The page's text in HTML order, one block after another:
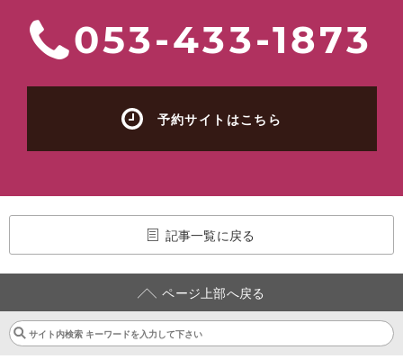
053-433-1873
予約サイトはこちら
記事一覧に戻る
ページ上部へ戻る